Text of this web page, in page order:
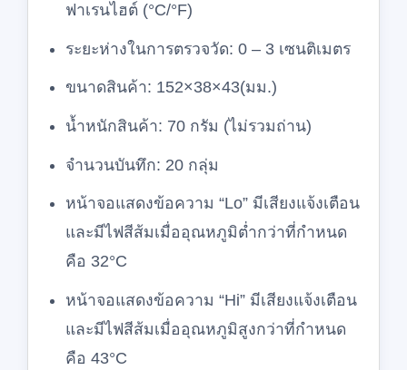
ฟาเรนไฮต์ (°C/°F)
ระยะห่างในการตรวจวัด: 0 – 3 เซนติเมตร
ขนาดสินค้า: 152×38×43(มม.)
น้ำหนักสินค้า: 70 กรัม (ไม่รวมถ่าน)
จำนวนบันทึก: 20 กลุ่ม
หน้าจอแสดงข้อความ “Lo” มีเสียงแจ้งเตือน
และมีไฟสีส้มเมื่ออุณหภูมิต่ำกว่าที่กำหนด
คือ 32°C
หน้าจอแสดงข้อความ “Hi” มีเสียงแจ้งเตือน
และมีไฟสีส้มเมื่ออุณหภูมิสูงกว่าที่กำหนด
คือ 43°C